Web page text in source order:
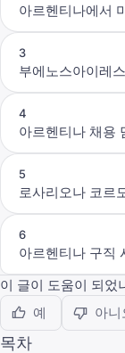
아르헨티나에서
3
부에노스아이레
4
아르헨티나 채용
5
로사리오나 코르
6
아르헨티나 구직
이 글이 도움이 되었
예
아니
목차